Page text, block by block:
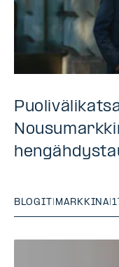
BLOGIT MARKKINA |